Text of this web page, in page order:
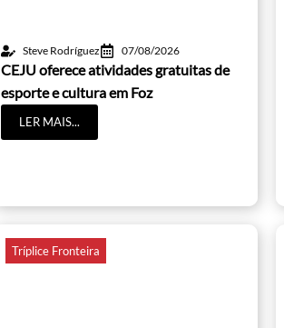
Steve Rodríguez 07/08/2026
CEJU oferece atividades gratuitas de
esporte e cultura em Foz
LER MAIS...
Tríplice Fronteira